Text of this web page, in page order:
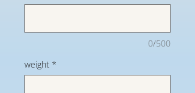
0/500
weight *